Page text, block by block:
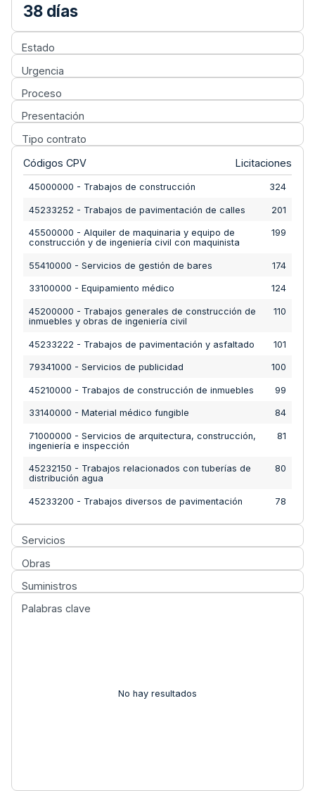
38 días
Estado
Urgencia
Proceso
Presentación
Tipo contrato
Códigos CPV
Licitaciones
45000000 - Trabajos de construcción 324
45233252 - Trabajos de pavimentación de calles 201
45500000 - Alquiler de maquinaria y equipo de
construcción y de ingeniería civil con maquinista
199
55410000 - Servicios de gestión de bares 174
33100000 - Equipamiento médico 124
45200000 - Trabajos generales de construcción de
inmuebles y obras de ingeniería civil
110
45233222 - Trabajos de pavimentación y asfaltado 101
79341000 - Servicios de publicidad 100
45210000 - Trabajos de construcción de inmuebles 99
33140000 - Material médico fungible 84
71000000 - Servicios de arquitectura, construcción,
ingeniería e inspección
81
45232150 - Trabajos relacionados con tuberías de
distribución agua
80
45233200 - Trabajos diversos de pavimentación 78
Servicios
Obras
Suministros
Palabras clave
No hay resultados